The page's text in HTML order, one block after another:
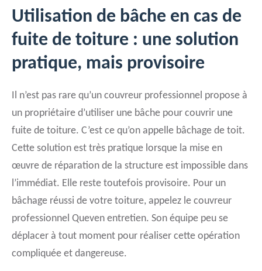
Utilisation de bâche en cas de
fuite de toiture : une solution
pratique, mais provisoire
Il n’est pas rare qu’un couvreur professionnel propose à
un propriétaire d’utiliser une bâche pour couvrir une
fuite de toiture. C’est ce qu’on appelle bâchage de toit.
Cette solution est très pratique lorsque la mise en
œuvre de réparation de la structure est impossible dans
l’immédiat. Elle reste toutefois provisoire. Pour un
bâchage réussi de votre toiture, appelez le couvreur
professionnel Queven entretien. Son équipe peu se
déplacer à tout moment pour réaliser cette opération
compliquée et dangereuse.